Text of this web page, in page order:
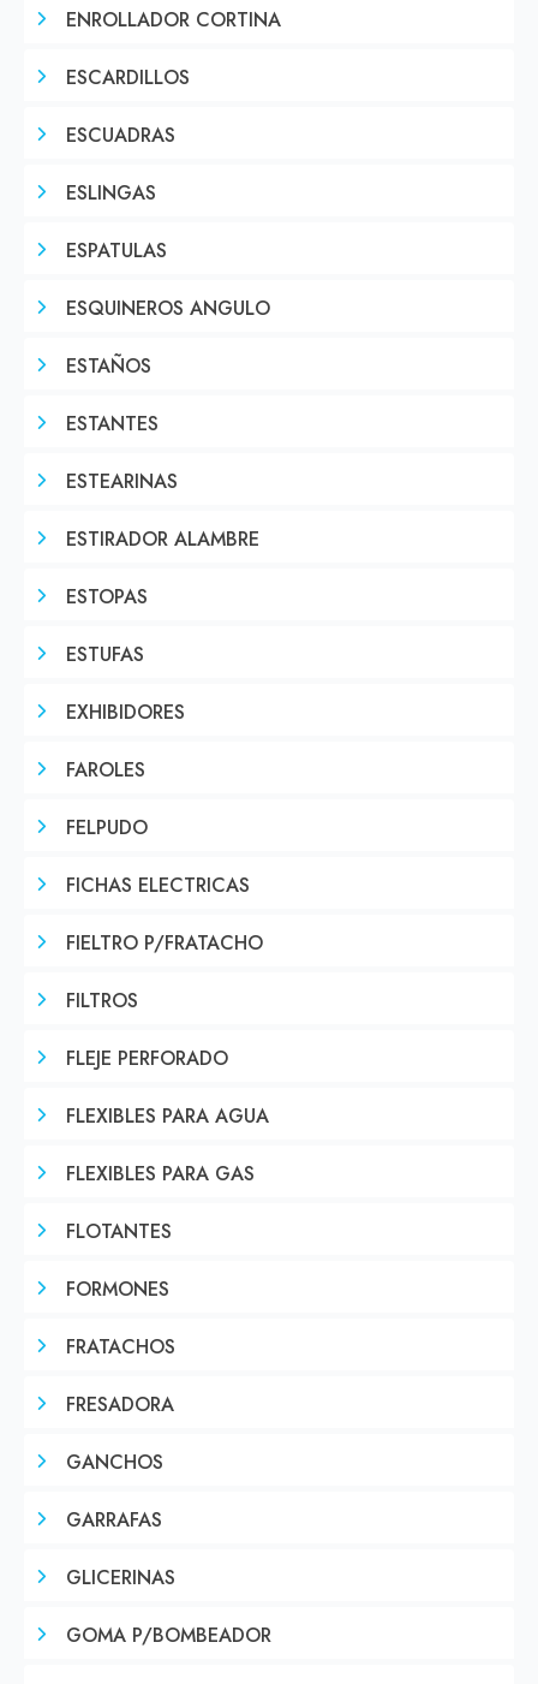
ENROLLADOR CORTINA
ESCARDILLOS
ESCUADRAS
ESLINGAS
ESPATULAS
ESQUINEROS ANGULO
ESTAÑOS
ESTANTES
ESTEARINAS
ESTIRADOR ALAMBRE
ESTOPAS
ESTUFAS
EXHIBIDORES
FAROLES
FELPUDO
FICHAS ELECTRICAS
FIELTRO P/FRATACHO
FILTROS
FLEJE PERFORADO
FLEXIBLES PARA AGUA
FLEXIBLES PARA GAS
FLOTANTES
FORMONES
FRATACHOS
FRESADORA
GANCHOS
GARRAFAS
GLICERINAS
GOMA P/BOMBEADOR